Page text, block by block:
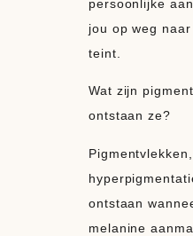
persoonlijke
jou op weg
teint.
Wat zijn
ontstaan ze?
ontstaan
melanine